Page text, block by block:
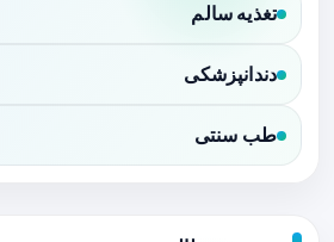
تغذیه سالم
دندانپزشکی
طب سنتی